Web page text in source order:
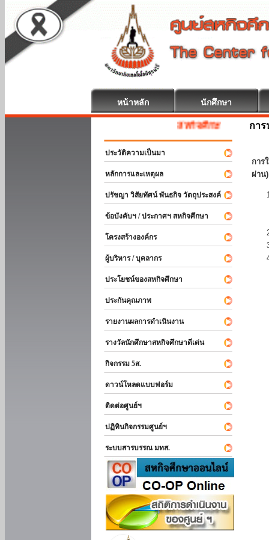
หน้าหลัก นักศึกษา
สหกิจศึกษา ยินดีต้อนรับ
ประวัติความเป็นมา
หลักการและเหตุผล
ปรัชญา วิสัยทัศน์ พันธกิจ วัตถุประสงค์
ข้อบังคับฯ / ประกาศฯ สหกิจศึกษา
โครงสร้างองค์กร
ผู้บริหาร / บุคลากร
ประโยชน์ของสหกิจศึกษา
ประกันคุณภาพ
รายงานผลการดำเนินงาน
รางวัลนักศึกษาสหกิจศึกษาดีเด่น
กิจกรรม 5ส.
ดาวน์โหลดแบบฟอร์ม
ติดต่อศูนย์ฯ
ปฏิทินกิจกรรมศูนย์ฯ
ระบบสารบรรณ มทส.
กา
การ
ผ่าน